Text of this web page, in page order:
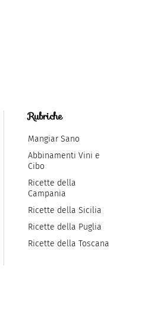
Rubriche
Mangiar Sano
Abbinamenti Vini e
Cibo
Ricette della
Campania
Ricette della Sicilia
Ricette della Puglia
Ricette della Toscana